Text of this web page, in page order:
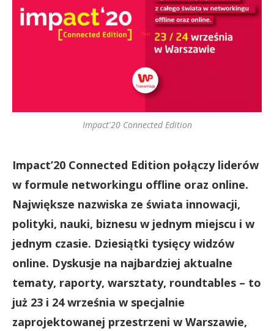
Impact'20 Connected Edition
Impact’20 Connected Edition połączy liderów
w formule networkingu offline oraz online.
Największe nazwiska ze świata innowacji,
polityki, nauki, biznesu w jednym miejscu i w
jednym czasie. Dziesiątki tysięcy widzów
online. Dyskusje na najbardziej aktualne
tematy, raporty, warsztaty, roundtables – to
już 23 i 24 września w specjalnie
zaprojektowanej przestrzeni w Warszawie,